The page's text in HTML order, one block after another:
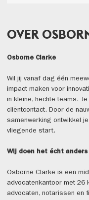
OVER
Osborne Clarke
Wil jij vanaf dag één
impact maken voor
in kleine, hechte teams.
cliëntcontact. Door de
samenwerking ontwikkel
vliegende start.
Wij doen het écht anders
Osborne Clarke is een
advocatenkantoor met 26
advocaten, notarissen en